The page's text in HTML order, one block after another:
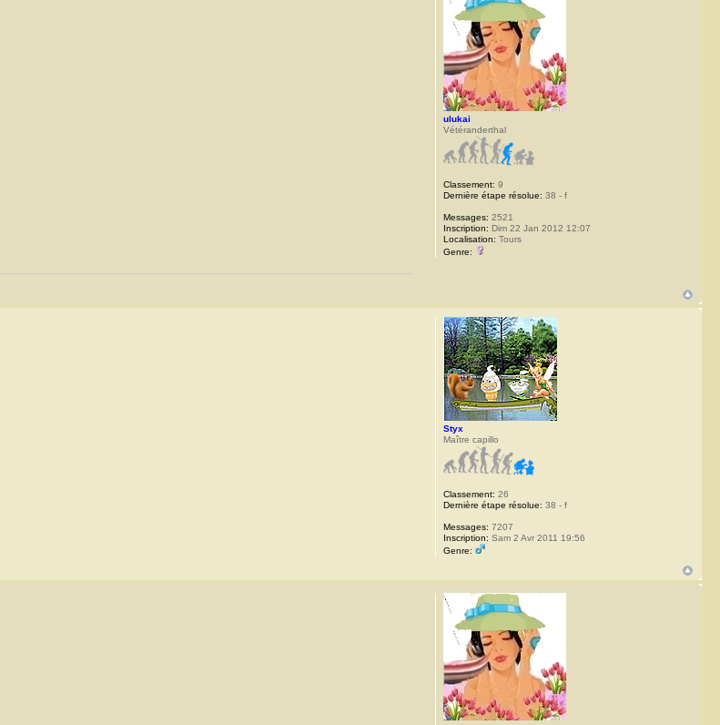
ulukai
Vétéranderthal
Classement: 9
Dernière étape résolue: 38 - f
Messages: 2521
Inscription: Dim 22 Jan 2012 12:07
Localisation: Tours
Genre:
Styx
Maître capillo
Classement: 26
Dernière étape résolue: 38 - f
Messages: 7207
Inscription: Sam 2 Avr 2011 19:56
Genre: